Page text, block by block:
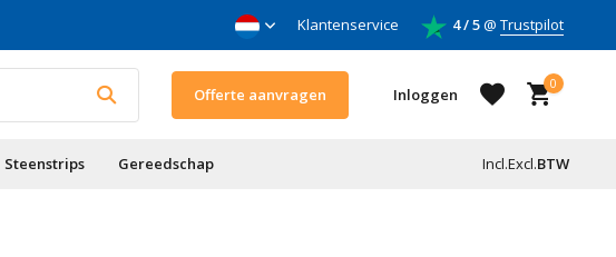
Klantenservice 4 / 5@ Trustpilot
Offerte aanvragen Inloggen
0
Steenstrips Gereedschap Incl.Excl.BTW